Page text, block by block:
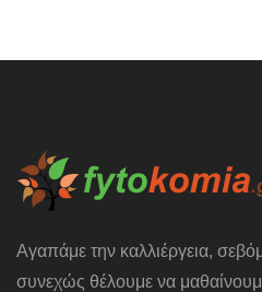
Αγαπάμε την καλλιέργεια,
συνεχώς θέλουμε να